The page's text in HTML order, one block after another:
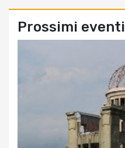
Prossimi eventi